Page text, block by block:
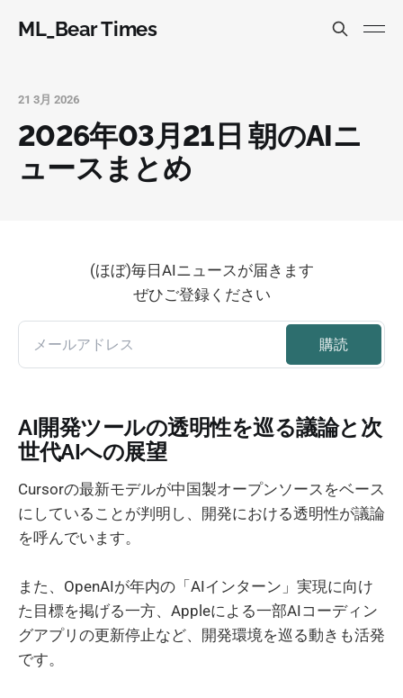
ML_Bear Times
21 3月 2026
2026年03月21日 朝のAIニ
ュースまとめ
(ほぼ)毎日AIニュースが届きます
ぜひご登録ください
AI開発ツールの透明性を巡る議論と次
世代AIへの展望
Cursorの最新モデルが中国製オープンソースをベース
にしていることが判明し、開発における透明性が議論
を呼んでいます。
また、OpenAIが年内の「AIインターン」実現に向け
た目標を掲げる一方、Appleによる一部AIコーディン
グアプリの更新停止など、開発環境を巡る動きも活発
です。